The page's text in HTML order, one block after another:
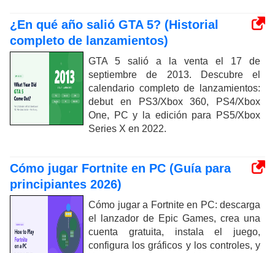
¿En qué año salió GTA 5? (Historial
completo de lanzamientos)
GTA 5 salió a la venta el 17 de
septiembre de 2013. Descubre el
calendario completo de lanzamientos:
debut en PS3/Xbox 360, PS4/Xbox
One, PC y la edición para PS5/Xbox
Series X en 2022.
Cómo jugar Fortnite en PC (Guía para
principiantes 2026)
Cómo jugar a Fortnite en PC: descarga
el lanzador de Epic Games, crea una
cuenta gratuita, instala el juego,
configura los gráficos y los controles, y